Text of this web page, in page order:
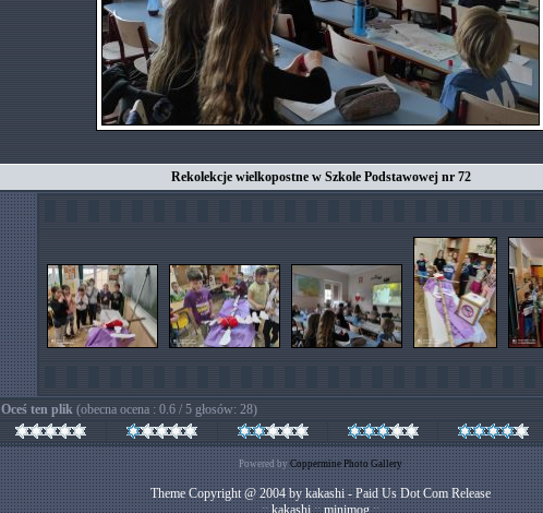
Rekolekcje wielkopostne w Szkole Podstawowej nr 72
Oceś ten plik (obecna ocena : 0.6 / 5 głosów: 28)
Powered byCoppermine Photo Gallery
Theme Copyright @ 2004 by kakashi - Paid Us Dot Com Release
::kakashi::minimog::